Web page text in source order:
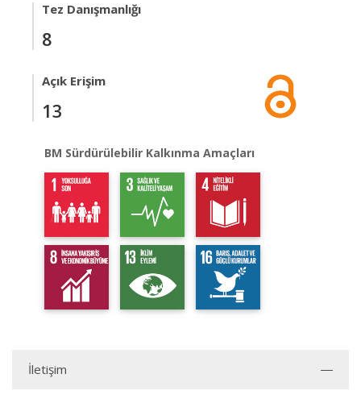
Tez Danışmanlığı
8
Açık Erişim
13
BM Sürdürülebilir Kalkınma Amaçları
İletişim